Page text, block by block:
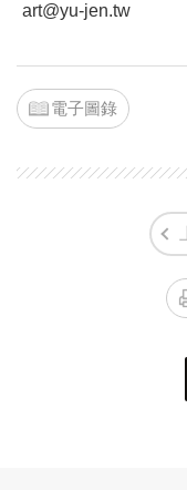
art@yu-jen.tw
電子圖錄